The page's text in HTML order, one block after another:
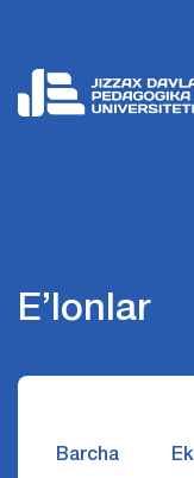
E’lonlar
Barcha